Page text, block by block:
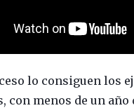
lo consiguen los
con menos de un año